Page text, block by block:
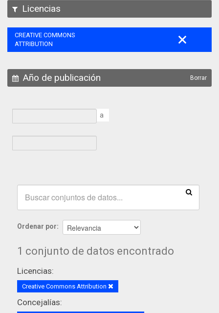
Licencias
CREATIVE COMMONS
ATTRIBUTION
Año de publicación Borrar
a
Ordenar por
1 conjunto de datos encontrado
Licencias:
Creative Commons Attribution
Concejalías: